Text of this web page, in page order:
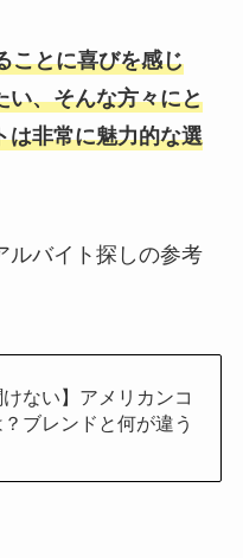
ことに喜びを感じ
い、そんな方々にと
は非常に魅力的な選
ルバイト探しの参考
けない】アメリカンコ
ブレンドと何が違う